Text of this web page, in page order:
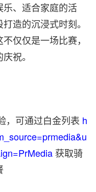
、适合家庭的活
造的沉浸式时刻。
仅仅是一场比赛，
祝。
，可通过白金列表 h
获取骑